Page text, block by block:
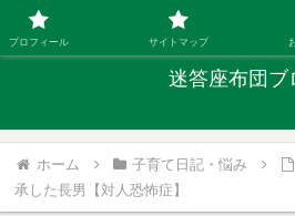
「ひとり親」40代シングルファ
迷答座布団ブ
ホーム 子育て日記・悩み
承した長男【対人恐怖症】
プロフィール サイトマップ